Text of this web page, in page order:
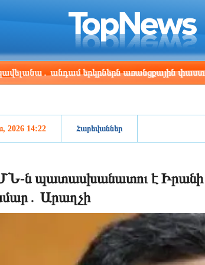
Los Angeles
10:06
Beijing
01:06
երկրներն առանցքային փաստաթղթեր են
2026 14:22 Հարեվաններ
ն պատասխանատու է Իրանի
Արաղչի